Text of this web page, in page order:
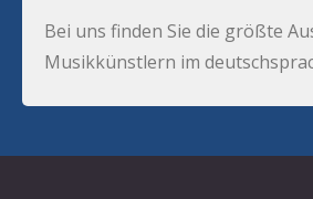
Bei uns finden Sie die größte
Musikkünstlern im